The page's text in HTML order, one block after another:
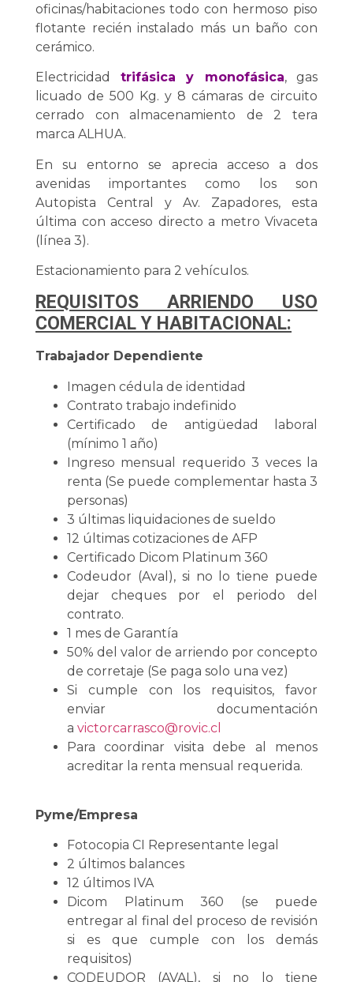
oficinas/habitaciones todo con hermoso piso
flotante recién instalado más un baño con
cerámico.
Electricidad trifásica y monofásica, gas
licuado de 500 Kg. y 8 cámaras de circuito
cerrado con almacenamiento de 2 tera
marca ALHUA.
En su entorno se aprecia acceso a dos
avenidas importantes como los son
Autopista Central y Av. Zapadores, esta
última con acceso directo a metro Vivaceta
(línea 3).
Estacionamiento para 2 vehículos.
REQUISITOS ARRIENDO USO
COMERCIAL Y HABITACIONAL:
Trabajador Dependiente
Imagen cédula de identidad
Contrato trabajo indefinido
Certificado de antigüedad laboral
(mínimo 1 año)
Ingreso mensual requerido 3 veces la
renta (Se puede complementar hasta 3
personas)
3 últimas liquidaciones de sueldo
12 últimas cotizaciones de AFP
Certificado Dicom Platinum 360
Codeudor (Aval), si no lo tiene puede
dejar cheques por el periodo del
contrato.
1 mes de Garantía
50% del valor de arriendo por concepto
de corretaje (Se paga solo una vez)
Si cumple con los requisitos, favor
enviar documentación
a victorcarrasco@rovic.cl
Para coordinar visita debe al menos
acreditar la renta mensual requerida.
Pyme/Empresa
Fotocopia CI Representante legal
2 últimos balances
12 últimos IVA
Dicom Platinum 360 (se puede
entregar al final del proceso de revisión
si es que cumple con los demás
requisitos)
CODEUDOR (AVAL), si no lo tiene